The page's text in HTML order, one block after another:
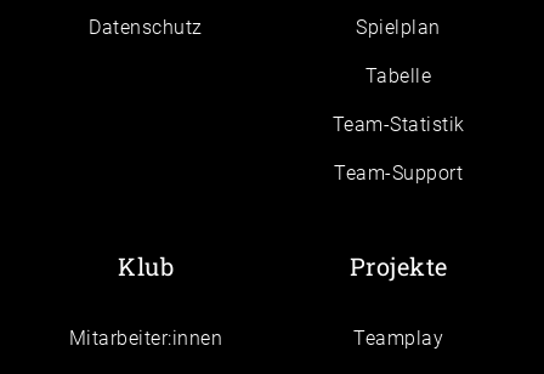
Daten­schutz Spielplan
Tabelle
Team-Statistik
Team-Support
Klub
Mitarbeiter:innen
Projekte
Teamplay